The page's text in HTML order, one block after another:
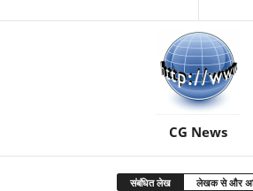
CG News
संबंधित लेख लेखक से और